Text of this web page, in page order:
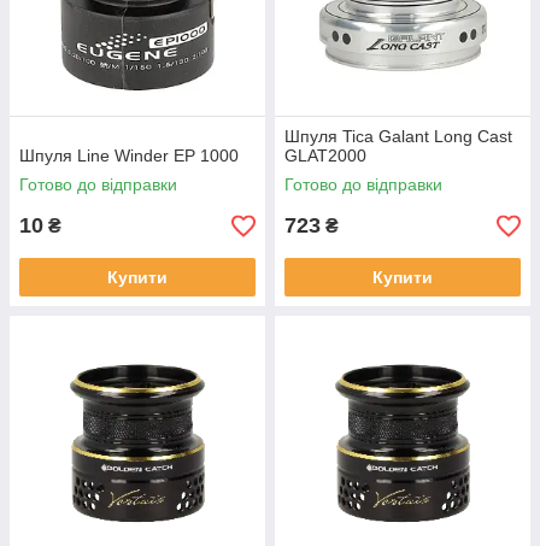
Шпуля Line Winder EP 1000
Готово до відправки
10 ₴
Купити
Шпуля Tica Galant Long Cast
GLAT2000
Готово до відправки
723 ₴
Купити